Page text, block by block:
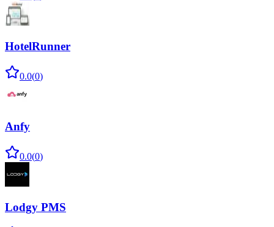
HotelRunner
0.0(0)
Anfy
0.0(0)
Lodgy PMS